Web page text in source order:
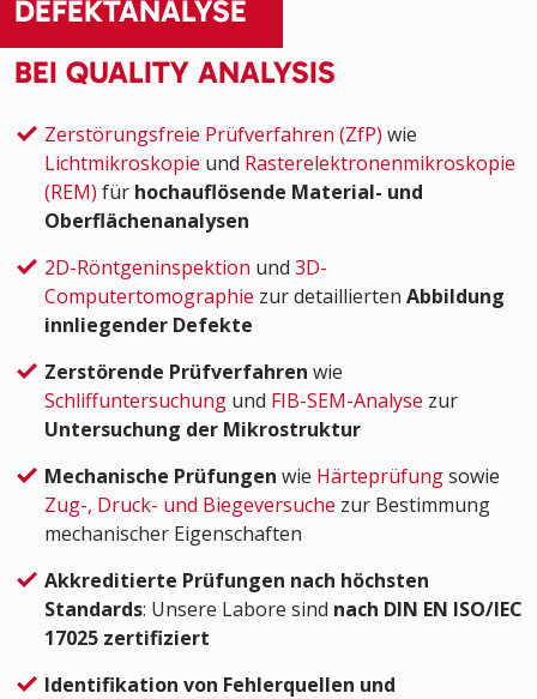
DEFEKTANALYSE
BEI QUALITY ANALYSIS
Zerstörungsfreie Prüfverfahren (ZfP) wie
Lichtmikroskopie und Rasterelektronenmikroskopie
(REM) für hochauflösende Material- und
Oberflächenanalysen
2D-Röntgeninspektion und 3D-
Computertomographie zur detaillierten Abbildung
innliegender Defekte
Zerstörende Prüfverfahren wie
Schliffuntersuchung und FIB-SEM-Analyse zur
Untersuchung der Mikrostruktur
Mechanische Prüfungen wie Härteprüfungsowie
Zug-, Druck- und Biegeversuche zur Bestimmung
mechanischer Eigenschaften
Akkreditierte Prüfungen nach höchsten
Standards: Unsere Labore sind nach DIN EN ISO/IEC
17025 zertifiziert
Identifikation von Fehlerquellen und